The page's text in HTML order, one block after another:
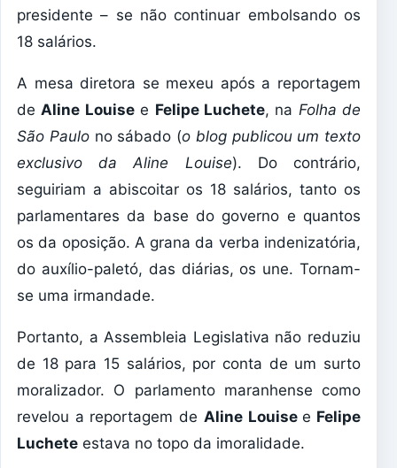
presidente – se não continuar embolsando os
18 salários.
A mesa diretora se mexeu após a reportagem
deAline Louisee Felipe Luchete, na Folha de
São Paulono sábado (o blog publicou um texto
exclusivo da Aline Louise). Do contrário,
seguiriam a abiscoitar os 18 salários, tanto os
parlamentares da base do governo e quantos
os da oposição. A grana da verba indenizatória,
do auxílio-paletó, das diárias, os une. Tornam-
se uma irmandade.
Portanto, a Assembleia Legislativa não reduziu
de 18 para 15 salários, por conta de um surto
moralizador. O parlamento maranhense como
revelou a reportagem de Aline Louisee Felipe
Luchete estava no topo da imoralidade.